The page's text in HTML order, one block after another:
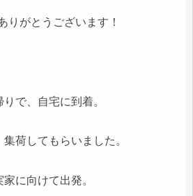
りがとうございます！
で、自宅に到着。
荷してもらいました。
に向けて出発。